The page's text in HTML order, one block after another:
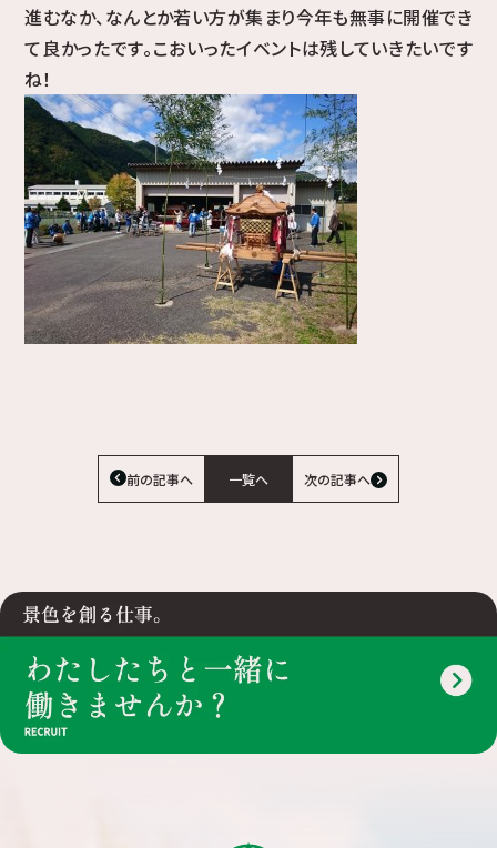
進むなか、なんとか若い方が集まり今年も無事に開催でき
て良かったです。こおいったイベントは残していきたいです
ね！
前の記事へ 一覧へ 次の記事へ